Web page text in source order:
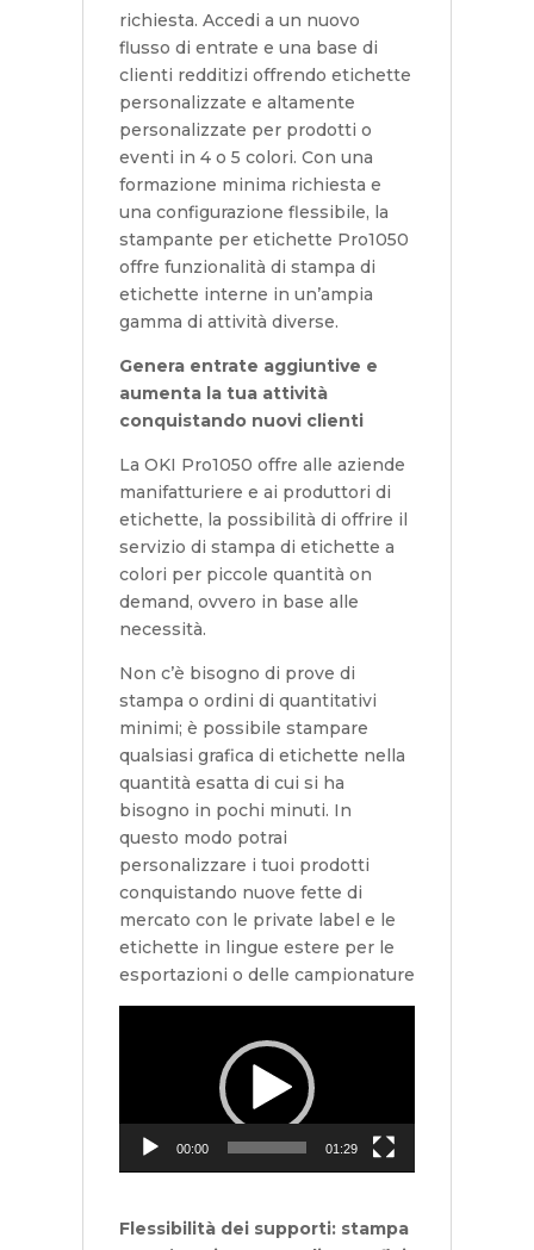
richiesta. Accedi a un nuovo
flusso di entrate e una base di
clienti redditizi offrendo etichette
personalizzate e altamente
personalizzate per prodotti o
eventi in 4 o 5 colori. Con una
formazione minima richiesta e
una configurazione flessibile, la
stampante per etichette Pro1050
offre funzionalità di stampa di
etichette interne in un’ampia
gamma di attività diverse.
Genera entrate aggiuntive e
aumenta la tua attività
conquistando nuovi clienti
La OKI Pro1050 offre alle aziende
manifatturiere e ai produttori di
etichette, la possibilità di offrire il
servizio di stampa di etichette a
colori per piccole quantità on
demand, ovvero in base alle
necessità.
Non c’è bisogno di prove di
stampa o ordini di quantitativi
minimi; è possibile stampare
qualsiasi grafica di etichette nella
quantità esatta di cui si ha
bisogno in pochi minuti. In
questo modo potrai
personalizzare i tuoi prodotti
conquistando nuove fette di
mercato con le private label e le
etichette in lingue estere per le
esportazioni o delle campionature
00:00 01:29
Flessibilità dei supporti: stampa